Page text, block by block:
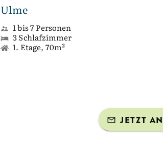
Ulme
1 bis 7 Personen
3 Schlafzimmer
1. Etage, 70m²
JETZT